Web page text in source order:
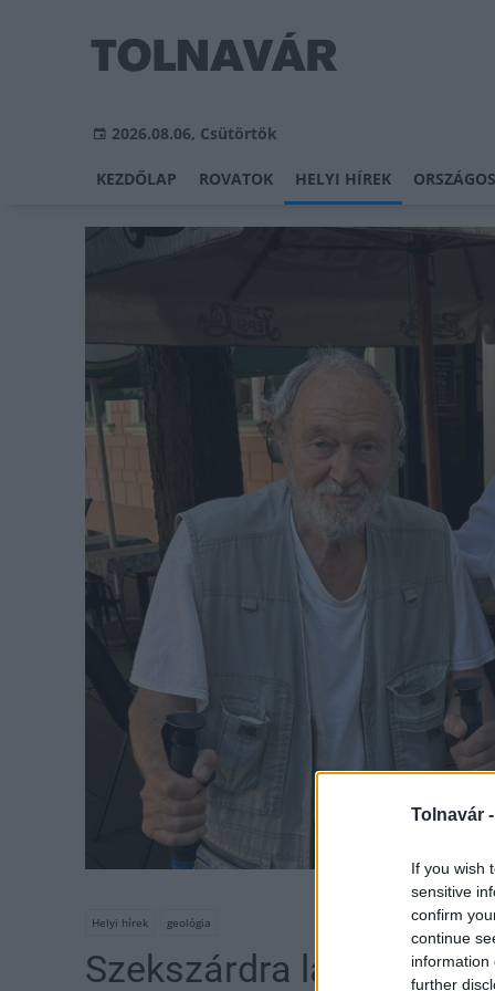
Tolnavár -
If you wish
sensitive
confirm
continue
information
further
2026.08.06, Csütörtök
KEZDŐLAP ROVATOK HELYI HÍREK
Fotó:
Helyi hírek geológia
Szekszárdra látogatott